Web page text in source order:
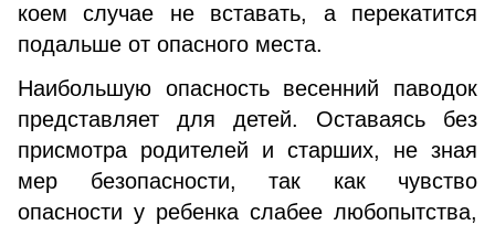
коем случае не вставать, а перекатится
подальше от опасного места.
Наибольшую опасность весенний паводок
представляет для детей. Оставаясь без
присмотра родителей и старших, не зная
мер безопасности, так как чувство
опасности у ребенка слабее любопытства,